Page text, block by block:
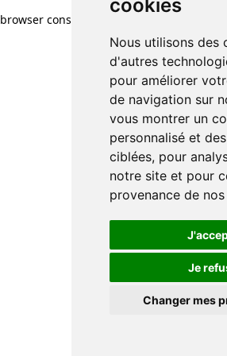
cookies
Nous utilisons des
d'autres
pour améliorer
de navigation sur
vous montrer un
personnalisé et
ciblées, pour
notre site et pour
provenance de
Je
Changer mes
browser console for more information)